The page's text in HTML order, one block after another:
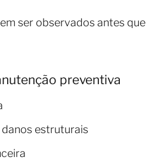
ser observados antes que
preventiva
estruturais